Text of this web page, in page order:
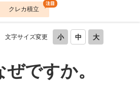
クレカ積立
文字サイズ変更
ですか。